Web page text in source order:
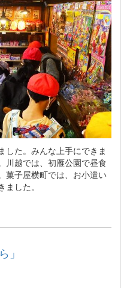
した。みんな上手にできま
川越では、初雁公園で昼食
菓子屋横町では、お小遣い
した。
」